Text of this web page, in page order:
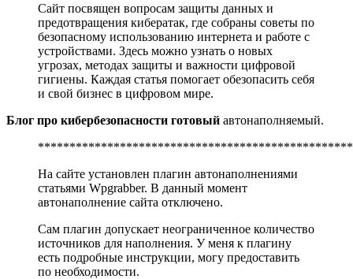
Сайт посвящен вопросам защиты данных и
предотвращения кибератак, где собраны советы по
безопасному использованию интернета и работе с
устройствами. Здесь можно узнать о новых
угрозах, методах защиты и важности цифровой
гигиены. Каждая статья помогает обезопасить себя
и свой бизнес в цифровом мире.
Блог про кибербезопасности готовый автонаполняемый.
На сайте установлен плагин автонаполнениями
статьями Wpgrabber. В данный момент
автонаполнение сайта отключено.
Сам плагин допускает неограниченное количество
источников для наполнения. У меня к плагину
есть подробные инструкции, могу предоставить
по необходимости.